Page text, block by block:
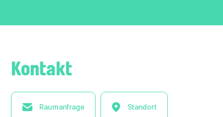
Kontakt
Raumanfrage Standort